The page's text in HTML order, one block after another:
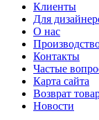
Клиенты
Для
О нас
Контакты
Частые
Карта сайта
Возврат
Новости